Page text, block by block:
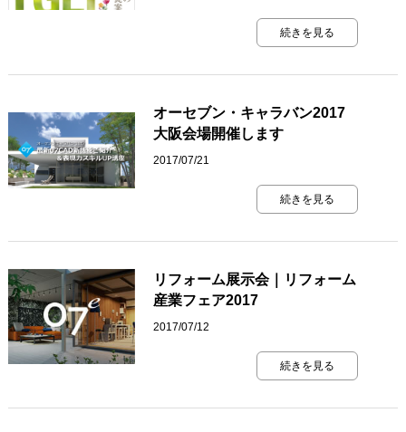
続きを見る
オーセブン・キャラバン2017
大阪会場開催します
2017/07/21
続きを見る
リフォーム展示会｜リフォーム
産業フェア2017
2017/07/12
続きを見る